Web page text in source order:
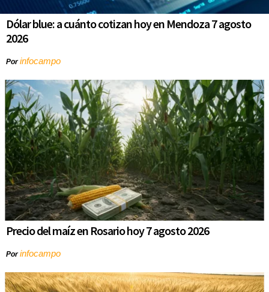
Dólar blue: a cuánto cotizan hoy en Mendoza 7 agosto
2026
Porinfocampo
Precio del maíz en Rosario hoy 7 agosto 2026
Porinfocampo